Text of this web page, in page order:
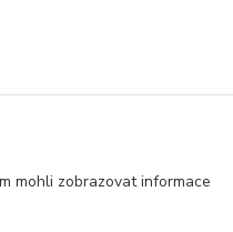
mohli zobrazovat informace